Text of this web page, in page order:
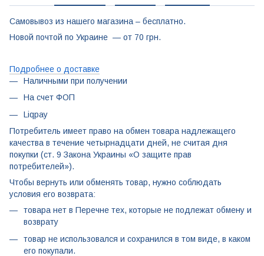
Самовывоз из нашего магазина – бесплатно.
Новой почтой по Украине — от 70 грн.
Подробнее о доставке
Наличными при получении
На счет ФОП
Liqpay
Потребитель имеет право на обмен товара надлежащего
качества в течение четырнадцати дней, не считая дня
покупки (ст. 9 Закона Украины «О защите прав
потребителей»).
Чтобы вернуть или обменять товар, нужно соблюдать
условия его возврата:
товара нет в Перечне тех, которые не подлежат обмену и
возврату
товар не использовался и сохранился в том виде, в каком
его покупали.